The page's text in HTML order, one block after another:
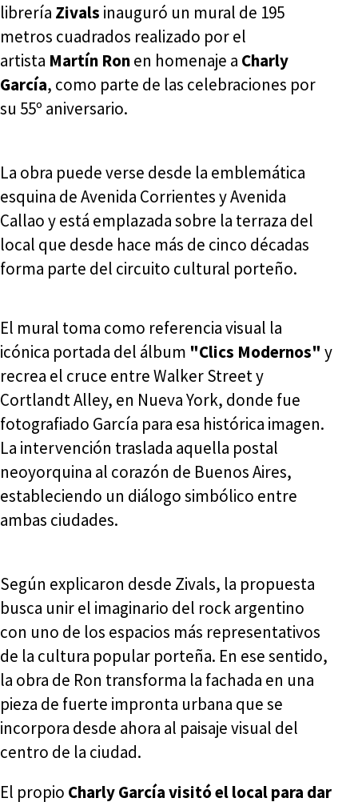
librería Zivals inauguró un mural de 195
metros cuadrados realizado por el
artista Martín Ronen homenaje a Charly
García, como parte de las celebraciones por
su 55º aniversario.
La obra puede verse desde la emblemática
esquina de Avenida Corrientes y Avenida
Callao y está emplazada sobre la terraza del
local que desde hace más de cinco décadas
forma parte del circuito cultural porteño.
El mural toma como referencia visual la
icónica portada del álbum "Clics Modernos" y
recrea el cruce entre Walker Street y
Cortlandt Alley, en Nueva York, donde fue
fotografiado García para esa histórica imagen.
La intervención traslada aquella postal
neoyorquina al corazón de Buenos Aires,
estableciendo un diálogo simbólico entre
ambas ciudades.
Según explicaron desde Zivals, la propuesta
busca unir el imaginario del rock argentino
con uno de los espacios más representativos
de la cultura popular porteña. En ese sentido,
la obra de Ron transforma la fachada en una
pieza de fuerte impronta urbana que se
incorpora desde ahora al paisaje visual del
centro de la ciudad.
El propio Charly García visitó el local para dar